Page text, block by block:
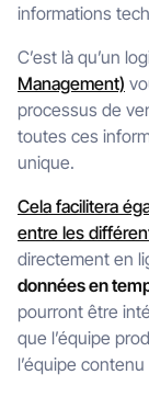
informations
C’est là qu’un
Management)
processus de
toutes ces
unique.
Cela facilitera
entre les
directement en
données en
pourront être
que l’équipe
l’équipe